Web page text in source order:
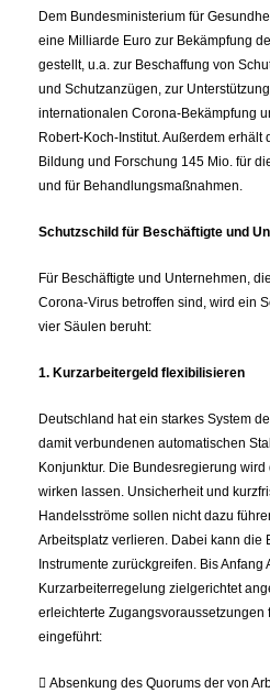
Dem Bundesministerium für
eine Milliarde Euro zur Bekämpfung
gestellt, u.a. zur Beschaffung von
und Schutzanzügen, zur
internationalen Corona-Bekämpfung
Robert-Koch-Institut. Außerdem
Bildung und Forschung 145 Mio. für
und für Behandlungsmaßnahmen.
Schutzschild für Beschäftigte und
Für Beschäftigte und Unternehmen,
Corona-Virus betroffen sind, wird ein
vier Säulen beruht:
1. Kurzarbeitergeld flexibilisieren
Deutschland hat ein starkes System
damit verbundenen automatischen
Konjunktur. Die Bundesregierung wird
wirken lassen. Unsicherheit und
Handelsströme sollen nicht dazu
Arbeitsplatz verlieren. Dabei kann die
Instrumente zurückgreifen. Bis Anfang
Kurzarbeiterregelung zielgerichtet
erleichterte Zugangsvoraussetzungen
eingeführt:
 Absenkung des Quorums der von